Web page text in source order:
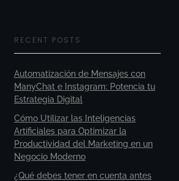
RECENT POSTS
Automatización de Mensajes con
ManyChat e Instagram: Potencia tu
Estrategia Digital
Cómo Utilizar las Inteligencias
Artificiales para Optimizar la
Productividad del Marketing en un
Negocio Moderno
¿Qué debes tener en cuenta antes